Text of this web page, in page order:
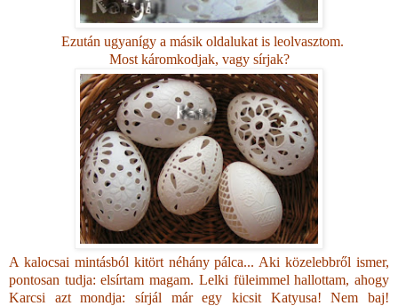
Ezután ugyanígy a másik oldalukat is leolvasztom.
Most káromkodjak, vagy sírjak?
A kalocsai mintásból kitört néhány pálca... Aki közelebbről ismer,
pontosan tudja: elsírtam magam. Lelki füleimmel hallottam, ahogy
Karcsi azt mondja: sírjál már egy kicsit Katyusa! Nem baj!